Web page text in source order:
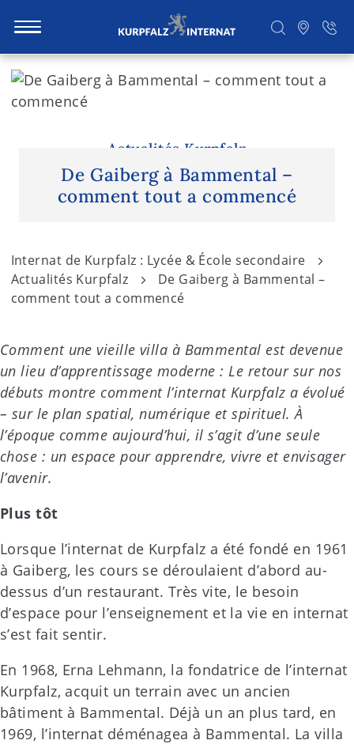
S
Actualités Kurpfalz
De Gaiberg à Bammental –
comment tout a commencé
Internat de Kurpfalz : Lycée & École secondaire
Actualités Kurpfalz
De Gaiberg à Bammental –
comment tout a commencé
Comment une vieille villa à Bammental est devenue
un lieu d’apprentissage moderne : Le retour sur nos
débuts montre comment l’internat Kurpfalz a évolué
– sur le plan spatial, numérique et spirituel. À
l’époque comme aujourd’hui, il s’agit d’une seule
chose : un espace pour apprendre, vivre et envisager
l’avenir.
Plus tôt
Lorsque l’internat de Kurpfalz a été fondé en 1961
à Gaiberg, les cours se déroulaient d’abord au-
dessus d’un restaurant. Très vite, le besoin
d’espace pour l’enseignement et la vie en internat
s’est fait sentir.
En 1968, Erna Lehmann, la fondatrice de l’internat
Kurpfalz, acquit un terrain avec un ancien
bâtiment à Bammental. Déjà un an plus tard, en
1969, l’internat déménagea à Bammental. La villa